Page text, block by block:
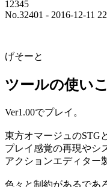
12345
No.32401 - 2016-12-11
げそーと
ツールの使い
Ver1.00でプレイ。
東方オマージュのSTG
プレイ感覚の再現やシ
アクションエディター
色々と制約があるであ